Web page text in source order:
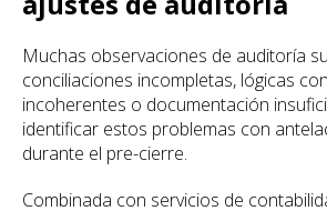
Muchas observaciones de auditoría
conciliaciones incompletas, lógicas
incoherentes o documentación
identificar estos problemas con
durante el pre-cierre.
Combinada con servicios de